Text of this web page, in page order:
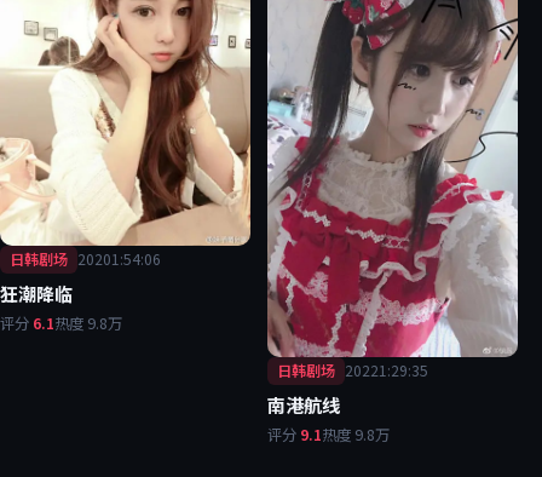
日韩剧场 20201:54:06
狂潮降临
评分 6.1热度 9.8万
日韩剧场 20221:29:35
南港航线
评分 9.1热度 9.8万